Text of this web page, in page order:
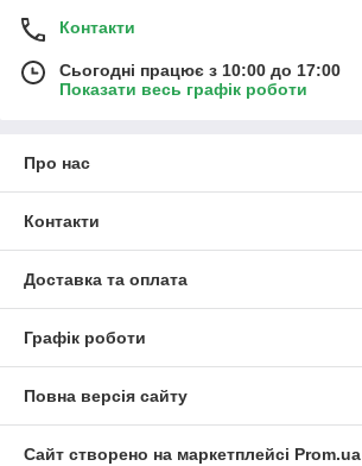
Контакти
Сьогодні працює з 10:00 до 17:00
Показати весь графік роботи
Про нас
Контакти
Доставка та оплата
Графік роботи
Повна версія сайту
Сайт створено на маркетплейсі Prom.ua